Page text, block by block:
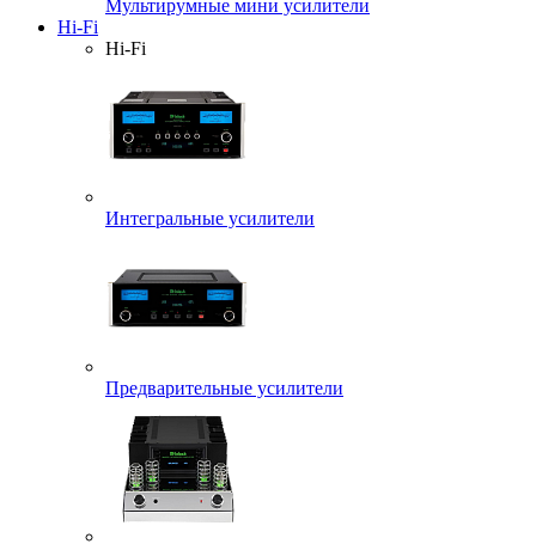
Мультирумные мини усилители
Hi-Fi
Hi-Fi
Интегральные усилители
Предварительные усилители